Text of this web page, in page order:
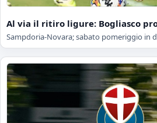
Al via il ritiro ligure: Bogliasco
Sampdoria-Novara; sabato pomeriggio in